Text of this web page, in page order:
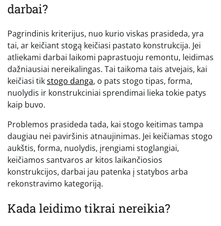
darbai?
Pagrindinis kriterijus, nuo kurio viskas prasideda, yra
tai, ar keičiant stogą keičiasi pastato konstrukcija. Jei
atliekami darbai laikomi paprastuoju remontu, leidimas
dažniausiai nereikalingas. Tai taikoma tais atvejais, kai
keičiasi tikstogo danga, o pats stogo tipas, forma,
nuolydis ir konstrukciniai sprendimai lieka tokie patys
kaip buvo.
Problemos prasideda tada, kai stogo keitimas tampa
daugiau nei paviršinis atnaujinimas. Jei keičiamas stogo
aukštis, forma, nuolydis, įrengiami stoglangiai,
keičiamos santvaros ar kitos laikančiosios
konstrukcijos, darbai jau patenka į statybos arba
rekonstravimo kategoriją.
Kada leidimo tikrai nereikia?